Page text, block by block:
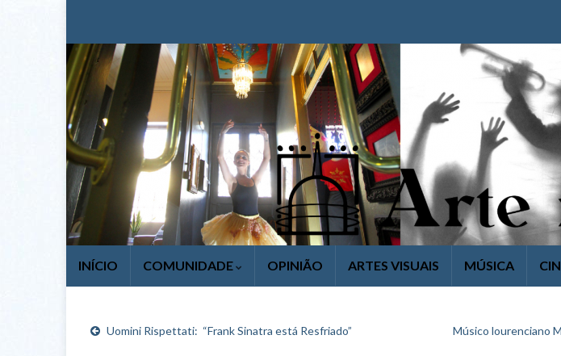
INÍCIO COMUNIDADE OPINIÃO ARTES VISUAIS MÚSICA
Uomini Rispettati: “Frank Sinatra está Resfriado” Músico lourenciano